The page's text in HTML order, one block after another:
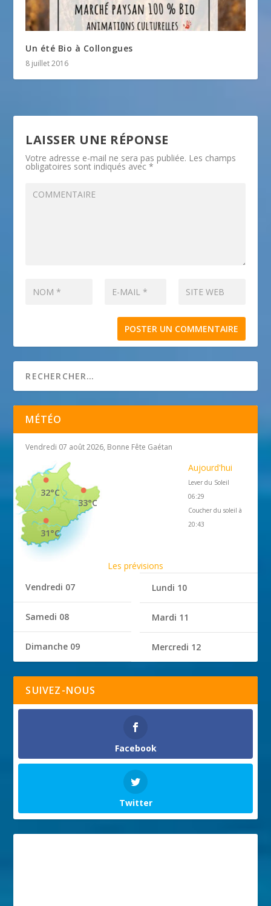
Un été Bio à Collongues
8 juillet 2016
LAISSER UNE RÉPONSE
Votre adresse e-mail ne sera pas publiée. Les champs
obligatoires sont indiqués avec*
MÉTÉO
Vendredi 07 août 2026, Bonne Fête Gaétan
33°C
32°C
31°C
Aujourd'hui
Lever du Soleil
06:29
Coucher du soleil à
20:43
Les prévisions
Vendredi 07
Samedi 08
Dimanche 09
Lundi 10
Mardi 11
Mercredi 12
SUIVEZ-NOUS
Facebook
Twitter